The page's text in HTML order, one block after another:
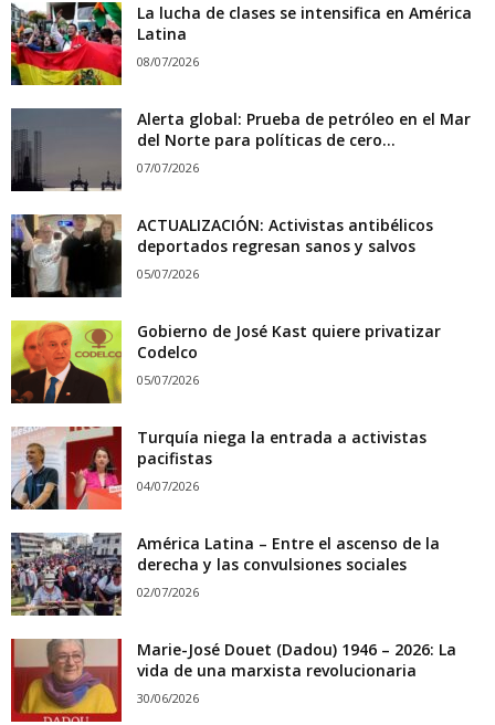
La lucha de clases se intensifica en América
Latina
08/07/2026
Alerta global: Prueba de petróleo en el Mar
del Norte para políticas de cero...
07/07/2026
ACTUALIZACIÓN: Activistas antibélicos
deportados regresan sanos y salvos
05/07/2026
Gobierno de José Kast quiere privatizar
Codelco
05/07/2026
Turquía niega la entrada a activistas
pacifistas
04/07/2026
América Latina – Entre el ascenso de la
derecha y las convulsiones sociales
02/07/2026
Marie-José Douet (Dadou) 1946 – 2026: La
vida de una marxista revolucionaria
30/06/2026